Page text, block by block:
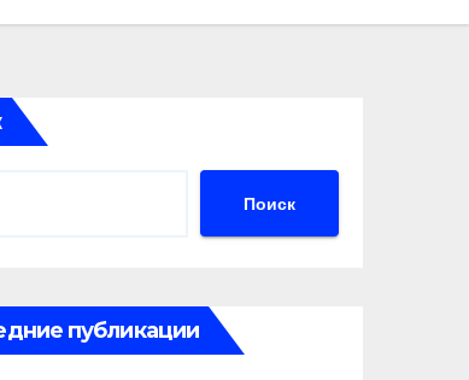
Поиск
публикации